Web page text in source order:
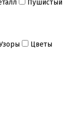
Пушистый
Цветы